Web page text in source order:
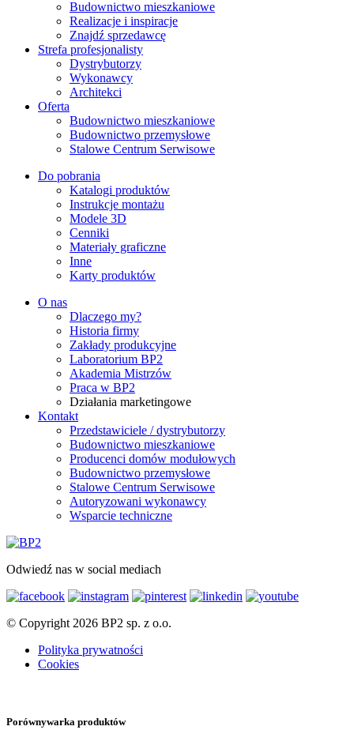
Budownictwo mieszkaniowe
Realizacje i inspiracje
Znajdź sprzedawcę
Strefa profesjonalisty
Dystrybutorzy
Wykonawcy
Architekci
Oferta
Budownictwo mieszkaniowe
Budownictwo przemysłowe
Stalowe Centrum Serwisowe
Do pobrania
Katalogi produktów
Instrukcje montażu
Modele 3D
Cenniki
Materiały graficzne
Inne
Karty produktów
O nas
Dlaczego my?
Historia firmy
Zakłady produkcyjne
Laboratorium BP2
Akademia Mistrzów
Praca w BP2
Działania marketingowe
Kontakt
Przedstawiciele / dystrybutorzy
Budownictwo mieszkaniowe
Producenci domów modułowych
Budownictwo przemysłowe
Stalowe Centrum Serwisowe
Autoryzowani wykonawcy
Wsparcie techniczne
Odwiedź nas w social mediach
© Copyright 2026 BP2 sp. z o.o.
Polityka prywatności
Cookies
Porównywarka produktów